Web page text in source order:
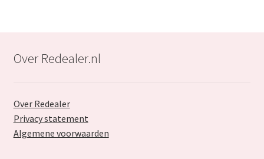
Over Redealer.nl
Over Redealer
Privacy statement
Algemene voorwaarden